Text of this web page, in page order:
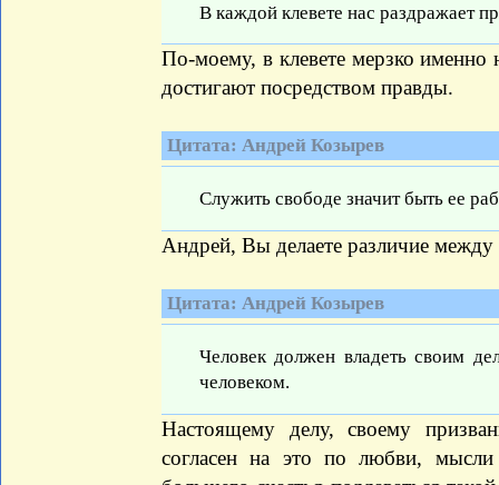
В каждой клевете нас раздражает
По-моему, в клевете мерзко именно
достигают посредством правды.
Цитата: Андрей Козырев
Служить свободе значит быть ее
Андрей, Вы делаете различие
Цитата: Андрей Козырев
Человек должен владеть своим
человеком.
Настоящему делу, своему
согласен на это по любви,